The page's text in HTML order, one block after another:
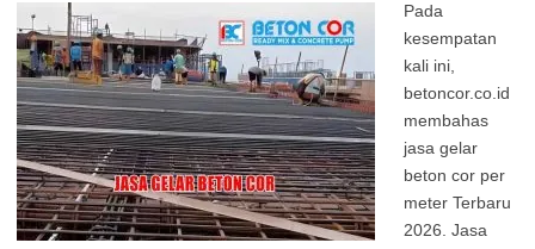
Pada
kesempatan
kali ini,
betoncor.co.id
membahas
jasa gelar
beton cor per
meter Terbaru
2026. Jasa